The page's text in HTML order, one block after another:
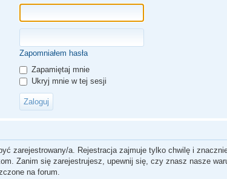
Zapomniałem hasła
Zapamiętaj mnie
Ukryj mnie w tej sesji
zarejestrowany/a. Rejestracja zajmuje tylko chwilę i
Zanim się zarejestrujesz, upewnij się, czy znasz nasze
na forum.